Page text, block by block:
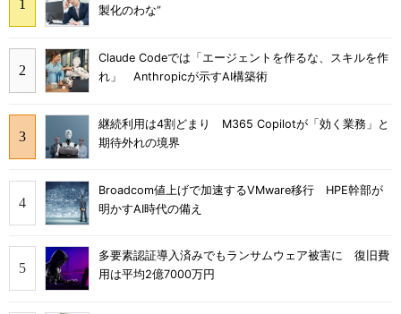
製化のわな”
Claude Codeでは「エージェントを作るな、スキルを作
れ」 Anthropicが示すAI構築術
継続利用は4割どまり M365 Copilotが「効く業務」と
期待外れの境界
Broadcom値上げで加速するVMware移行 HPE幹部が
明かすAI時代の備え
多要素認証導入済みでもランサムウェア被害に 復旧費
用は平均2億7000万円